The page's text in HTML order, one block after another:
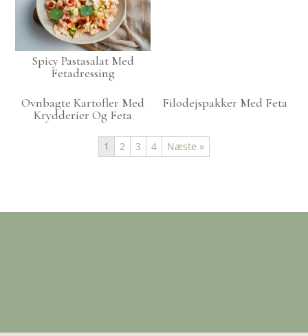
Spicy Pastasalat Med
Fetadressing
Ovnbagte Kartofler Med
Krydderier Og Feta
Filodejspakker Med Feta
1 2 3 4 Næste »